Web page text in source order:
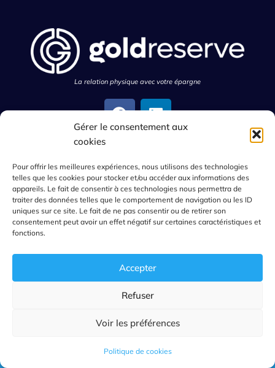
Gérer le consentement aux
cookies
Pour offrir les meilleures expériences, nous utilisons des technologies
telles que les cookies pour stocker et/ou accéder aux informations des
appareils. Le fait de consentir à ces technologies nous permettra de
traiter des données telles que le comportement de navigation ou les ID
uniques sur ce site. Le fait de ne pas consentir ou de retirer son
consentement peut avoir un effet négatif sur certaines caractéristiques et
fonctions.
Accepter
Refuser
Voir les préférences
Politique de cookies
La relation physique avec votre épargne
Qui sommes-nous?
Le concept GoldReserve
FAQ Questions sur l'Or
Blog Actualités de l'Or
Nous contacter